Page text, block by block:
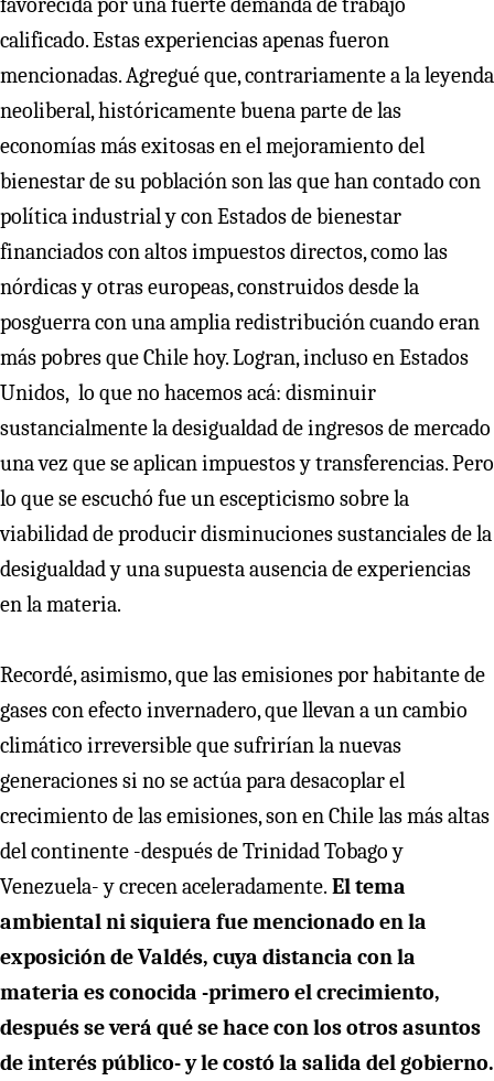
favorecida por una fuerte demanda de trabajo
calificado. Estas experiencias apenas fueron
mencionadas. Agregué que, contrariamente a la leyenda
neoliberal, históricamente buena parte de las
economías más exitosas en el mejoramiento del
bienestar de su población son las que han contado con
política industrial y con Estados de bienestar
financiados con altos impuestos directos, como las
nórdicas y otras europeas, construidos desde la
posguerra con una amplia redistribución cuando eran
más pobres que Chile hoy. Logran, incluso en Estados
Unidos, lo que no hacemos acá: disminuir
sustancialmente la desigualdad de ingresos de mercado
una vez que se aplican impuestos y transferencias. Pero
lo que se escuchó fue un escepticismo sobre la
viabilidad de producir disminuciones sustanciales de la
desigualdad y una supuesta ausencia de experiencias
en la materia.
Recordé, asimismo, que las emisiones por habitante de
gases con efecto invernadero, que llevan a un cambio
climático irreversible que sufrirían la nuevas
generaciones si no se actúa para desacoplar el
crecimiento de las emisiones, son en Chile las más altas
del continente -después de Trinidad Tobago y
Venezuela- y crecen aceleradamente. El tema
ambiental ni siquiera fue mencionado en la
exposición de Valdés, cuya distancia con la
materia es conocida -primero el crecimiento,
después se verá qué se hace con los otros asuntos
de interés público- y le costó la salida del gobierno.